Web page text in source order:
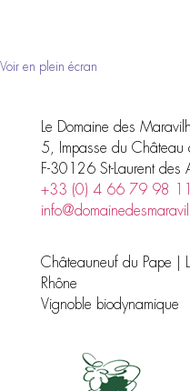
Voir en plein écran
Le Domaine des
5, Impasse du Château
F-30126 St-Laurent des
+33 (0) 4 66 79 98 11
Châteauneuf du Pape |
Rhône
Vignoble biodynamique